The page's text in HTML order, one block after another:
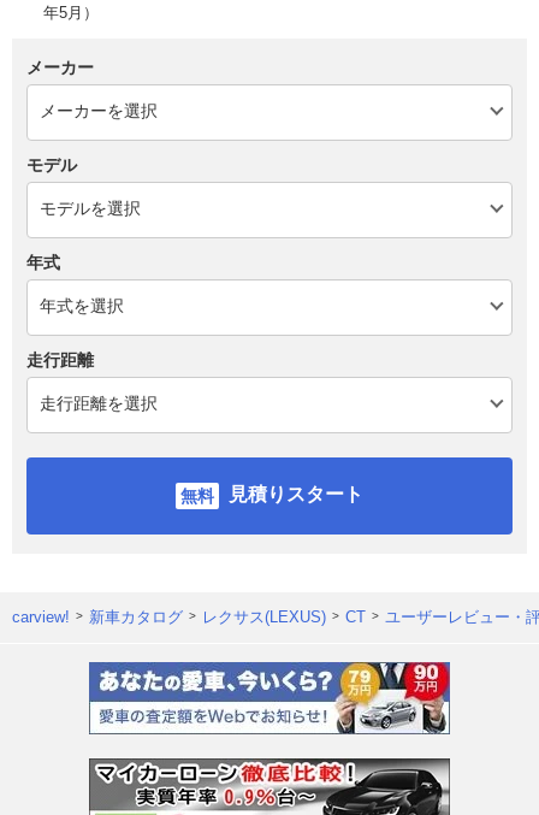
年5月）
メーカー
モデル
年式
走行距離
見積りスタート
carview! 新車カタログ レクサス(LEXUS) CT ユーザーレビュー・